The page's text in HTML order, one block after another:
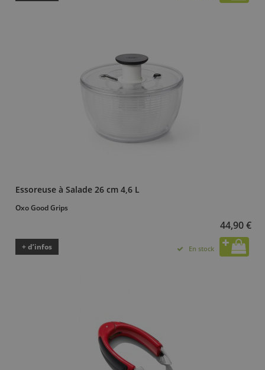
Essoreuse à Salade 26 cm 4,6 L
Oxo Good Grips
44,90 €
+ d’infos En stock